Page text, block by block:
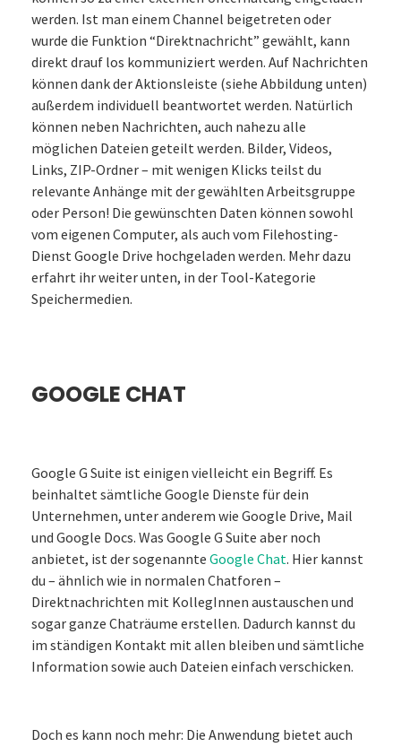
werden. Ist man einem Channel beigetreten oder
wurde die Funktion “Direktnachricht” gewählt, kann
direkt drauf los kommuniziert werden. Auf Nachrichten
können dank der Aktionsleiste (siehe Abbildung unten)
außerdem individuell beantwortet werden. Natürlich
können neben Nachrichten, auch nahezu alle
möglichen Dateien geteilt werden. Bilder, Videos,
Links, ZIP-Ordner – mit wenigen Klicks teilst du
relevante Anhänge mit der gewählten Arbeitsgruppe
oder Person! Die gewünschten Daten können sowohl
vom eigenen Computer, als auch vom Filehosting-
Dienst Google Drive hochgeladen werden. Mehr dazu
erfahrt ihr weiter unten, in der Tool-Kategorie
Speichermedien.
GOOGLE CHAT
Google G Suite ist einigen vielleicht ein Begriff. Es
beinhaltet sämtliche Google Dienste für dein
Unternehmen, unter anderem wie Google Drive, Mail
und Google Docs. Was Google G Suite aber noch
anbietet, ist der sogenannte Google Chat. Hier kannst
du – ähnlich wie in normalen Chatforen –
Direktnachrichten mit KollegInnen austauschen und
sogar ganze Chaträume erstellen. Dadurch kannst du
im ständigen Kontakt mit allen bleiben und sämtliche
Information sowie auch Dateien einfach verschicken.
Doch es kann noch mehr: Die Anwendung bietet auch